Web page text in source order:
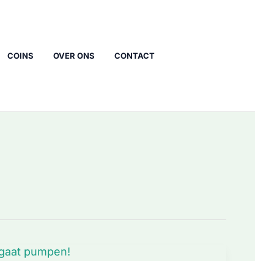
COINS OVER ONS CONTACT
pumpen!